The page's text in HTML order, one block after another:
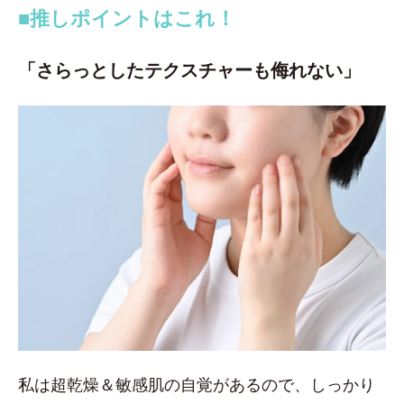
■推しポイントはこれ！
「さらっとしたテクスチャーも侮れない」
私は超乾燥＆敏感肌の自覚があるので、しっかり